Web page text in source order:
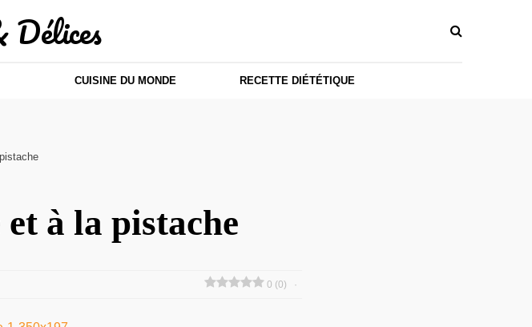
Délices
CUISINE DU MONDE RECETTE DIÉTÉTIQUE
à la pistache
0 (0)